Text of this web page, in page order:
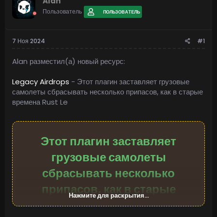
Пользователь ПОЛЬЗОВАТЕЛЬ
7 Ноя 2024 #1
Alan разместил(а) новый ресурс:
Legacy Airdrops - Этот плагин заставляет грузовые
самолеты сбрасывать несколько припасов, как в старые
времена Rust Le
Этот плагин заставляет
грузовые самолеты
сбрасывать несколько
припасов, как в старые
времена Rust Legacy.
Нажмите для раскрытия...